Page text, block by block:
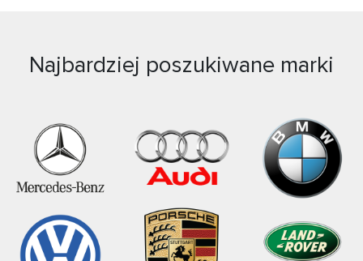
Najbardziej poszukiwane marki